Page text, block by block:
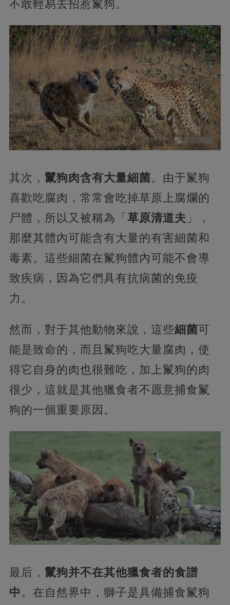
不敢輕易去招惹鬣狗。
其次， 鬣狗肉含有大量細菌。由于鬣狗
喜歡吃腐肉，常常會吃掉草原上腐爛的
尸體，所以又被稱為「 草原清道夫 」，
那麼其體內可能含有大量的有害細菌和
毒素。這些細菌在鬣狗體內可能不會導
致疾病，因為它們具有抗病菌的免疫
力。
然而，對于其他動物來說，這些細菌可
能是致命的，而且鬣狗吃大量腐肉，使
得它自身的肉也很難吃，加上鬣狗的肉
很少，這就是其他獵食者不愿意捕食鬣
狗的一個重要原因。
最后， 鬣狗并不在其他獵食者的食譜
中 。在自然界中，獅子是具備捕食鬣狗